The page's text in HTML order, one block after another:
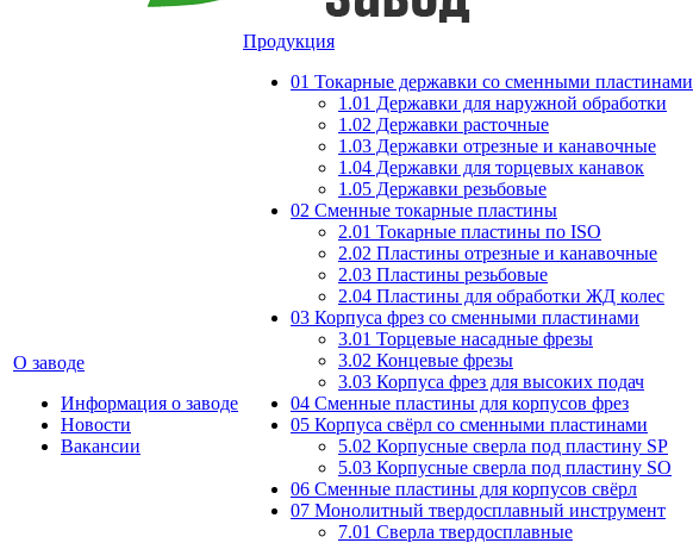
О заводе
Информация о заводе
Новости
Вакансии
Продукция
01 Токарные державки со сменными пластинами
1.01 Державки для наружной обработки
1.02 Державки расточные
1.03 Державки отрезные и канавочные
1.04 Державки для торцевых канавок
1.05 Державки резьбовые
02 Сменные токарные пластины
2.01 Токарные пластины по ISO
2.02 Пластины отрезные и канавочные
2.03 Пластины резьбовые
2.04 Пластины для обработки ЖД колес
03 Корпуса фрез со сменными пластинами
3.01 Торцевые насадные фрезы
3.02 Концевые фрезы
3.03 Корпуса фрез для высоких подач
04 Сменные пластины для корпусов фрез
05 Корпуса свёрл со сменными пластинами
5.02 Корпусные сверла под пластину SP
5.03 Корпусные сверла под пластину SO
06 Сменные пластины для корпусов свёрл
07 Монолитный твердосплавный инструмент
7.01 Сверла твердосплавные